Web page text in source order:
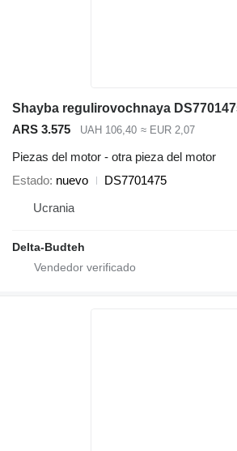
ARS 3.575 UAH 106,40 ≈ EUR 2,07
Piezas del motor - otra pieza del motor
Estado nuevo
DS7701475
Ucrania
Delta-Budteh